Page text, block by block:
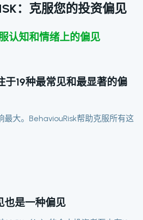
：克服您的投资偏见
认知和情绪上的偏见
于19种最常见和最显著的偏
最大。BehaviouRisk帮助克服所有这
也是一种偏见